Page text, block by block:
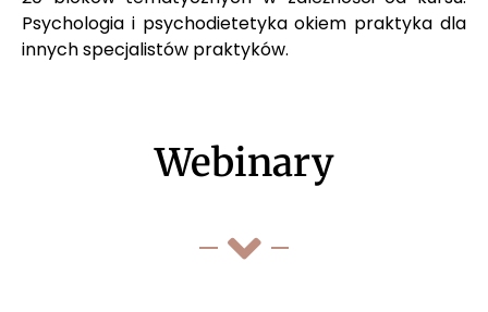
Psychologia i psychodietetyka okiem praktyka dla
innych specjalistów praktyków.
Webinary